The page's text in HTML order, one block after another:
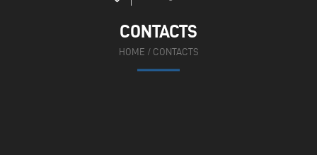
CONTACTS
HOME / CONTACTS